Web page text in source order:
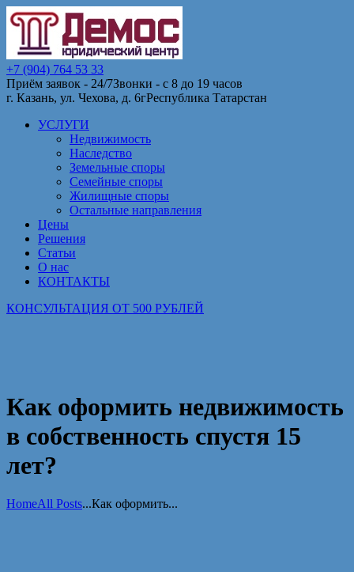
+7 (904) 764 53 33
Приём заявок - 24/7Звонки - с 8 до 19 часов
г. Казань, ул. Чехова, д. 6гРеспублика Татарстан
УСЛУГИ
Недвижимость
Наследство
Земельные споры
Семейные споры
Жилищные споры
Остальные направления
Цены
Решения
Статьи
О нас
КОНТАКТЫ
КОНСУЛЬТАЦИЯ ОТ 500 РУБЛЕЙ
Как оформить недвижимость
в собственность спустя 15
лет?
HomeAll Posts...Как оформить...